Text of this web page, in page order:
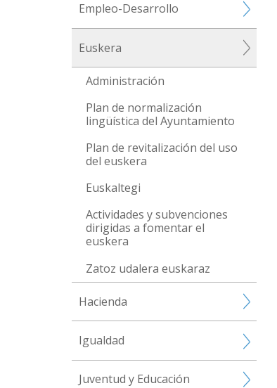
Empleo-Desarrollo
Euskera
Administración
Plan de normalización
lingüística del Ayuntamiento
Plan de revitalización del uso
del euskera
Euskaltegi
Actividades y subvenciones
dirigidas a fomentar el
euskera
Zatoz udalera euskaraz
Hacienda
Igualdad
Juventud y Educación